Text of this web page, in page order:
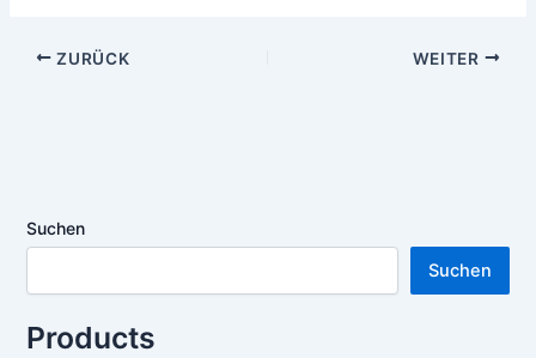
ZURÜCK WEITER
Suchen
Suchen
Products